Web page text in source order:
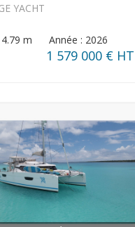
YACHT
m Année : 2026
1 579 000 € HT